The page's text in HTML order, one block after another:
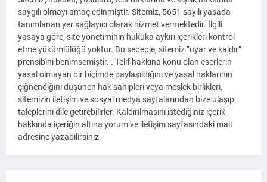
saygılı olmayı amaç edinmiştir. Sitemiz, 5651 sayılı yasada
tanımlanan yer sağlayıcı olarak hizmet vermektedir. İlgili
yasaya göre, site yönetiminin hukuka aykırı içerikleri kontrol
etme yükümlülüğü yoktur. Bu sebeple, sitemiz “uyar ve kaldır”
prensibini benimsemiştir. . Telif hakkına konu olan eserlerin
yasal olmayan bir biçimde paylaşıldığını ve yasal haklarının
çiğnendiğini düşünen hak sahipleri veya meslek birlikleri,
sitemizin iletişim ve sosyal medya sayfalarından bize ulaşıp
taleplerini dile getirebilirler. Kaldırılmasını istediğiniz içerik
hakkında içeriğin altına yorum ve iletişim sayfasındaki mail
adresine yazabilirsiniz.